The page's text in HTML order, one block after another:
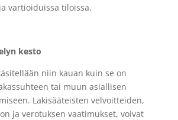
vartioiduissa tiloissa.
kesto
niin kauan kuin se on
tai muun asiallisen
Lakisääteisten velvoitteiden,
ja verotuksen vaatimukset, voivat